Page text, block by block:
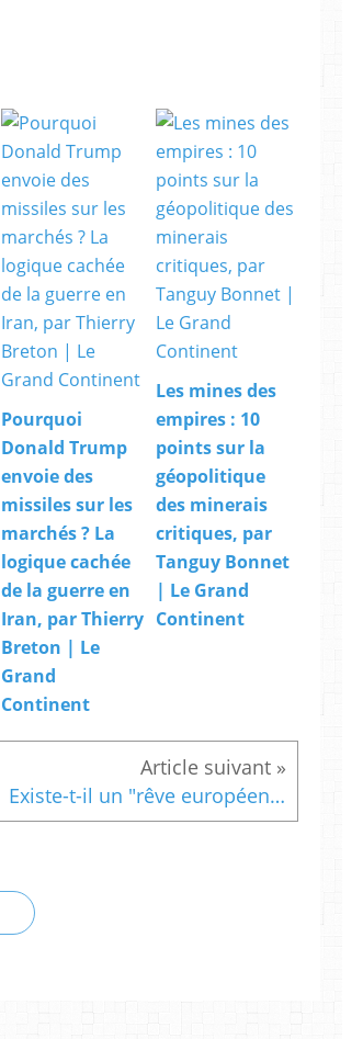
Pourquoi
Donald Trump
envoie des
missiles sur les
marchés ? La
logique cachée
de la guerre en
Iran, par Thierry
Breton | Le
Grand
Continent
Les mines des
empires : 10
points sur la
géopolitique
des minerais
critiques, par
Tanguy Bonnet
| Le Grand
Continent
Existe-t-il un "rêve européen" comme il a existé un "rêve américain" ?